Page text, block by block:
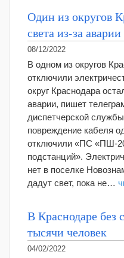
Один из округов
света из-за аварии
08/12/2022
В одном из округов
отключили
округ Краснодара
аварии, пишет
диспетчерской
повреждение кабеля
отключили «ПС «ПШ-
подстанций».
нет в поселке
дадут свет, пока не…
В Краснодаре без
тысячи человек
04/02/2022